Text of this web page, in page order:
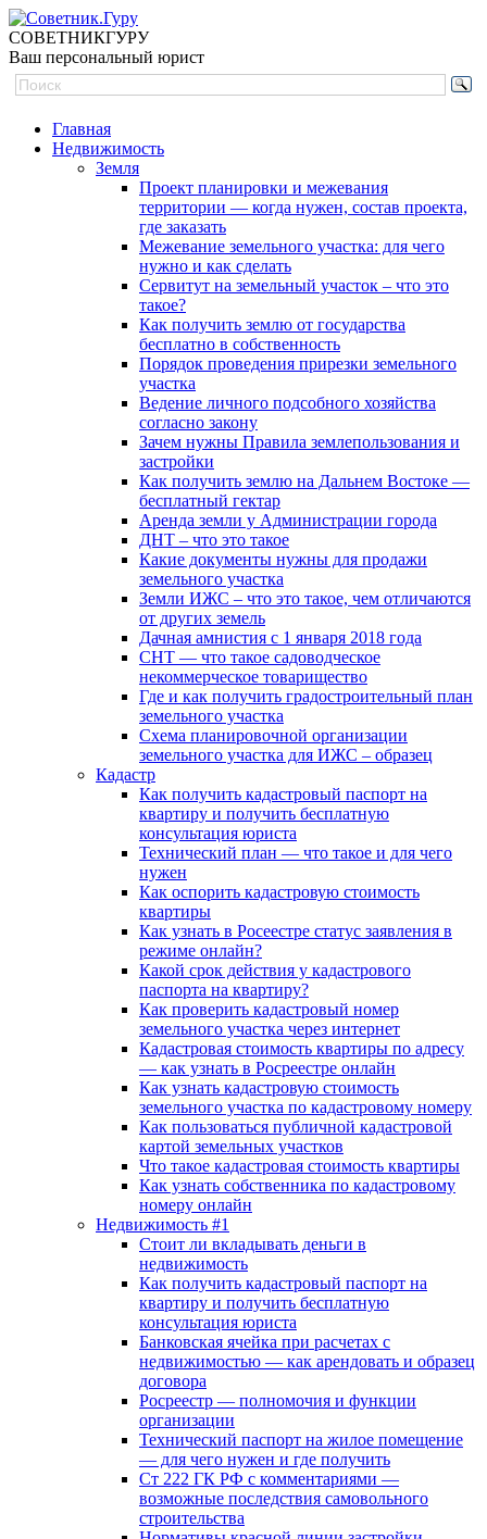
СОВЕТНИКГУРУ
Ваш персональный юрист
Главная
Недвижимость
Земля
Проект планировки и межевания
территории — когда нужен, состав проекта,
где заказать
Межевание земельного участка: для чего
нужно и как сделать
Сервитут на земельный участок – что это
такое?
Как получить землю от государства
бесплатно в собственность
Порядок проведения прирезки земельного
участка
Ведение личного подсобного хозяйства
согласно закону
Зачем нужны Правила землепользования и
застройки
Как получить землю на Дальнем Востоке —
бесплатный гектар
Аренда земли у Администрации города
ДНТ – что это такое
Какие документы нужны для продажи
земельного участка
Земли ИЖС – что это такое, чем отличаются
от других земель
Дачная амнистия с 1 января 2018 года
СНТ — что такое садоводческое
некоммерческое товарищество
Где и как получить градостроительный план
земельного участка
Схема планировочной организации
земельного участка для ИЖС – образец
Кадастр
Как получить кадастровый паспорт на
квартиру и получить бесплатную
консультация юриста
Технический план — что такое и для чего
нужен
Как оспорить кадастровую стоимость
квартиры
Как узнать в Росеестре статус заявления в
режиме онлайн?
Какой срок действия у кадастрового
паспорта на квартиру?
Как проверить кадастровый номер
земельного участка через интернет
Кадастровая стоимость квартиры по адресу
— как узнать в Росреестре онлайн
Как узнать кадастровую стоимость
земельного участка по кадастровому номеру
Как пользоваться публичной кадастровой
картой земельных участков
Что такое кадастровая стоимость квартиры
Как узнать собственника по кадастровому
номеру онлайн
Недвижимость #1
Стоит ли вкладывать деньги в
недвижимость
Как получить кадастровый паспорт на
квартиру и получить бесплатную
консультация юриста
Банковская ячейка при расчетах с
недвижимостью — как арендовать и образец
договора
Росреестр — полномочия и функции
организации
Технический паспорт на жилое помещение
— для чего нужен и где получить
Ст 222 ГК РФ с комментариями —
возможные последствия самовольного
строительства